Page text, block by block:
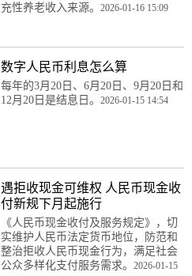
充性养老收入来源。 2026-01-16 15:09
数字人民币利息怎么算
每年的3月20日、6月20日、9月20日和
12月20日是结息日。 2026-01-15 14:54
遇拒收现金可维权 人民币现金收
付新规下月起施行
《人民币现金收付及服务规定》，切
实维护人民币法定货币地位，防范和
整治拒收人民币现金行为，满足社会
公众多样化支付服务需求。 2026-01-15